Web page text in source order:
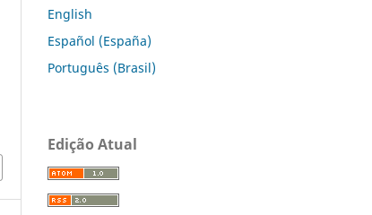
English
Español (España)
Português (Brasil)
Edição Atual